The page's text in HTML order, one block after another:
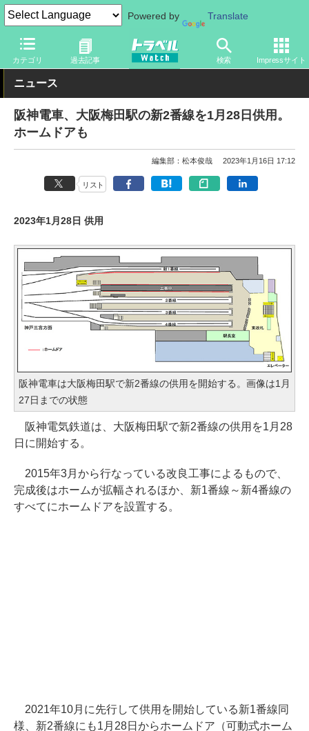
Powered by Translate
カテゴリ 過去記事 検索 Impressサイト
トラベル Watch 企業・政府・官庁 鉄道 関西私鉄
ニュース
阪神電車、大阪梅田駅の新2番線を1月28日供用。
ホームドアも
編集部：松本俊哉 2023年1月16日 17:12
リスト
2023年1月28日 供用
阪神電車は大阪梅田駅で新2番線の供用を開始する。画像は1月
27日までの状態
阪神電気鉄道は、大阪梅田駅で新2番線の供用を1月28
日に開始する。
2015年3月から行なっている改良工事によるもので、
完成後はホームが拡幅されるほか、新1番線～新4番線の
すべてにホームドアを設置する。
2021年10月に先行して供用を開始している新1番線同
様、新2番線にも1月28日からホームドア（可動式ホーム